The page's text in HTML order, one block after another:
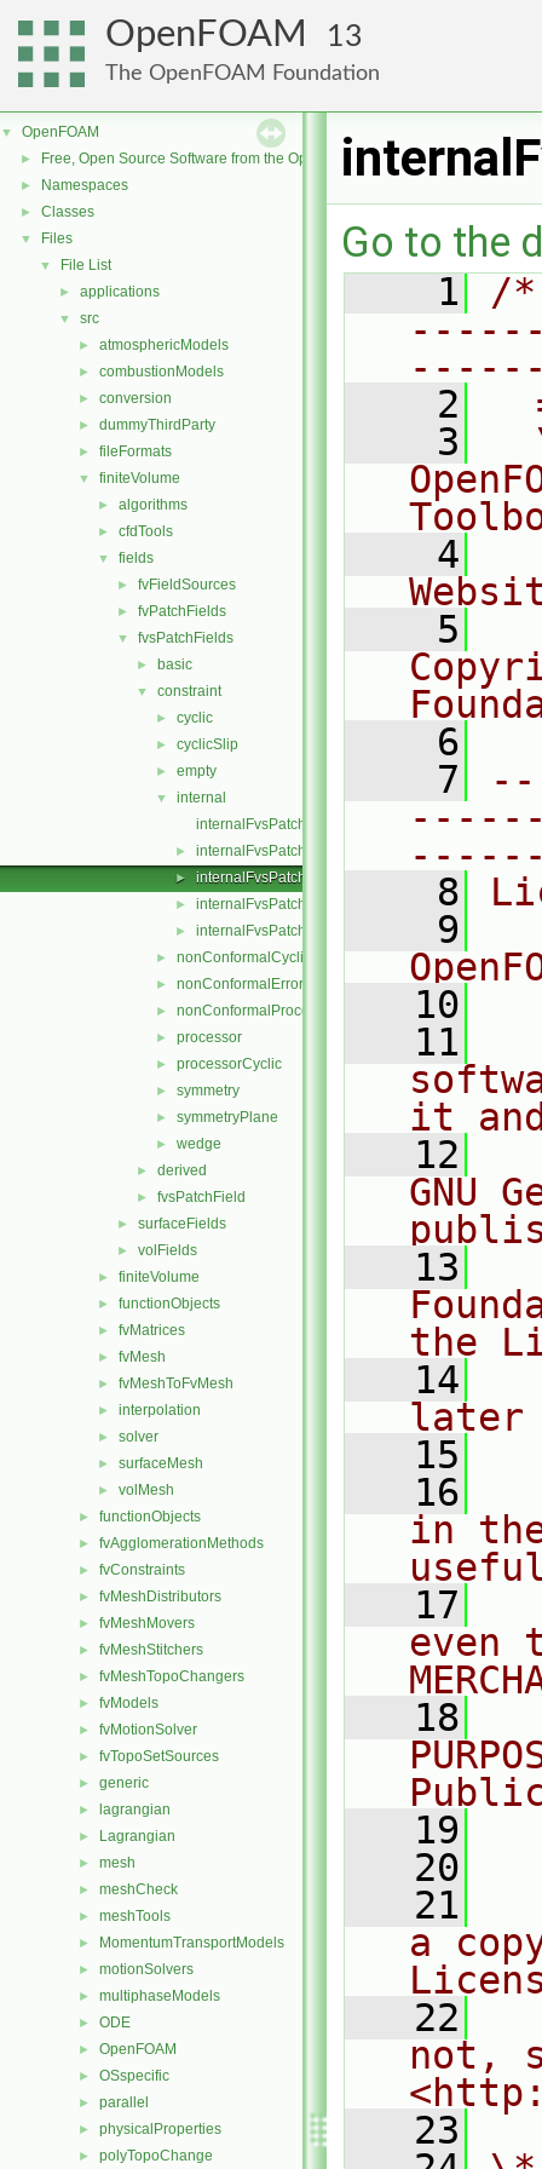
OpenFOAM 13
The OpenFOAM Foundation
▼ OpenFOAM
► Free, Open Source Software from the OpenFOAM Foundation
► Namespaces
► Classes
▼ Files
▼ File List
► applications
▼ src
► atmosphericModels
► combustionModels
► conversion
► dummyThirdParty
► fileFormats
▼ finiteVolume
► algorithms
► cfdTools
▼ fields
► fvFieldSources
► fvPatchFields
▼ fvsPatchFields
► basic
▼ constraint
► cyclic
► cyclicSlip
► empty
▼
internal
internalFvsPatchField.C
► internalFvsPatchField.H
► internalFvsPatchFields.C
► internalFvsPatchFields.H
► internalFvsPatchFieldsFwd.H
► nonConformalCyclic
► nonConformalError
► nonConformalProcessorCyclic
► processor
► processorCyclic
► symmetry
► symmetryPlane
► wedge
► derived
► fvsPatchField
► surfaceFields
► volFields
► finiteVolume
► functionObjects
► fvMatrices
► fvMesh
► fvMeshToFvMesh
► interpolation
► solver
► surfaceMesh
► volMesh
► functionObjects
► fvAgglomerationMethods
► fvConstraints
► fvMeshDistributors
► fvMeshMovers
► fvMeshStitchers
► fvMeshTopoChangers
► fvModels
► fvMotionSolver
► fvTopoSetSources
► generic
► lagrangian
► Lagrangian
► mesh
► meshCheck
► meshTools
► MomentumTransportModels
► motionSolvers
► multiphaseModels
► ODE
► OpenFOAM
► OSspecific
► parallel
► physicalProperties
► polyTopoChange
Go to the
    1
/
    2
    3
    4
    5
    6
    7
    8
    9
   10
   11
it
   12
GNU
   13
the
   14
later
   15
   16
in
   17
even
   18
   19
   20
   21
a
   22
not,
   23